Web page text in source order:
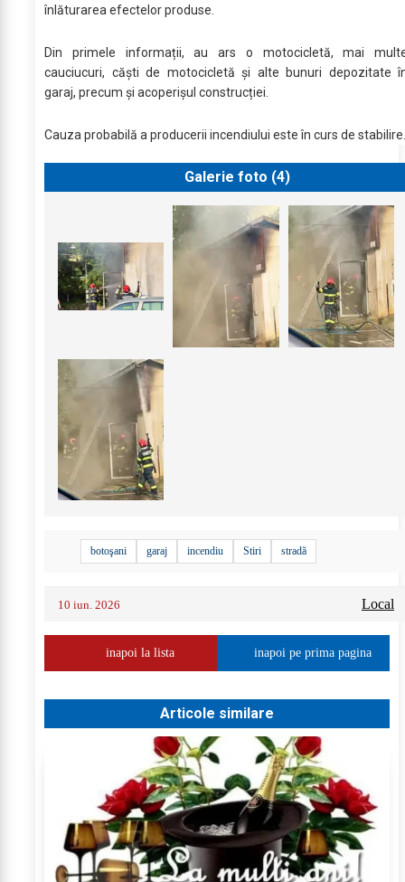
înlăturarea efectelor produse.
Din primele informații, au ars o motocicletă, mai
cauciucuri, căști de motocicletă și alte bunuri depozitate
garaj, precum și acoperișul construcției.
Cauza probabilă a producerii incendiului este în curs de stabilire.
Galerie foto (4)
botoşani garaj incendiu Stiri stradă
10 iun. 2026 Local
inapoi la lista inapoi pe prima pagina
Articole similare